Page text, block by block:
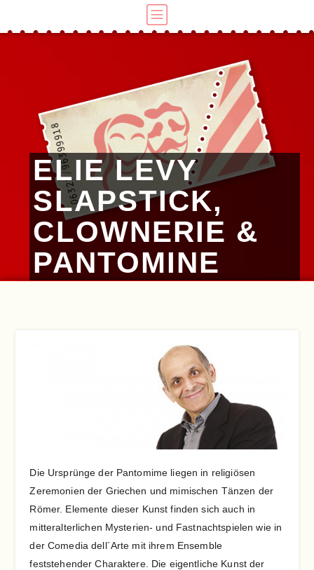
ELIE LEVY
SLAPSTICK,
CLOWNERIE &
PANTOMINE
Die Ursprünge der Pantomime liegen in religiösen
Zeremonien der Griechen und mimischen Tänzen der
Römer. Elemente dieser Kunst finden sich auch in
mitteralterlichen Mysterien- und Fastnachtspielen wie in
der Comedia dell´Arte mit ihrem Ensemble
feststehender Charaktere. Die eigentliche Kunst der